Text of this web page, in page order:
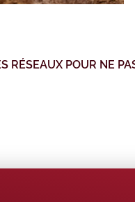
RÉSEAUX POUR NE